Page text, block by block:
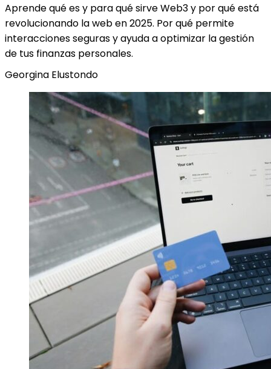
Aprende qué es y para qué sirve Web3 y por qué está
revolucionando la web en 2025. Por qué permite
interacciones seguras y ayuda a optimizar la gestión
de tus finanzas personales.
Georgina Elustondo